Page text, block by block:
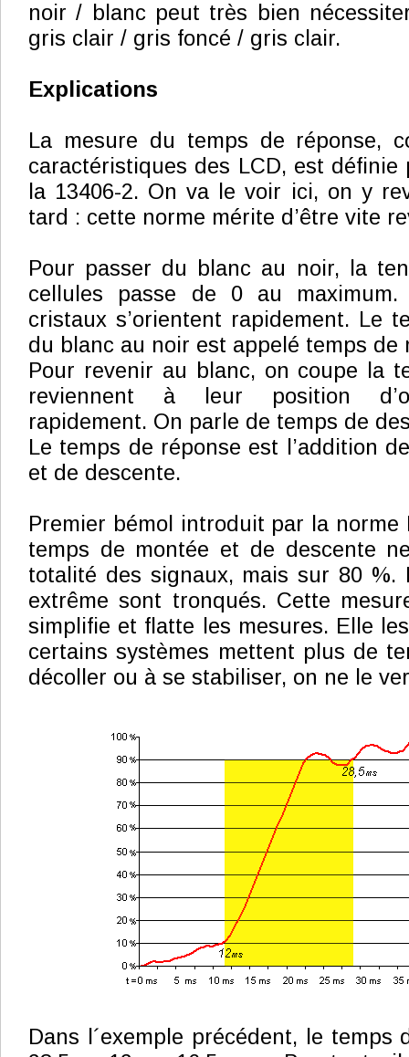
noir / blanc peut très bien
gris clair / gris foncé / gris clair.
Explications
La mesure du temps de réponse,
caractéristiques des LCD, est définie
la 13406-2. On va le voir ici, on y
tard : cette norme mérite d’être vite
Pour passer du blanc au noir, la
cellules passe de 0 au
cristaux s’orientent rapidement. Le
du blanc au noir est appelé temps de
Pour revenir au blanc, on coupe la
reviennent à leur position
rapidement. On parle de temps de
Le temps de réponse est l’addition
et de descente.
Premier bémol introduit par la norme
temps de montée et de descente
totalité des signaux, mais sur 80 %.
extrême sont tronqués. Cette
simplifie et flatte les mesures. Elle
certains systèmes mettent plus de
décoller ou à se stabiliser, on ne le
Dans l´exemple précédent, le temps